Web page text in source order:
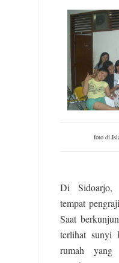
foto di
Di Sidoarjo,
tempat
Saat
terlihat sunyi
rumah